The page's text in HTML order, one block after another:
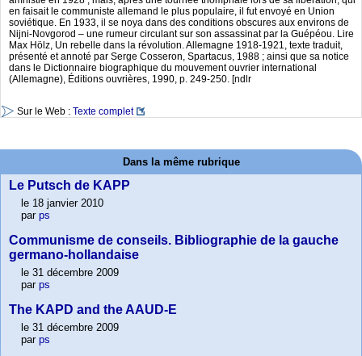
en faisait le communiste allemand le plus populaire, il fut envoyé en Union
soviétique. En 1933, il se noya dans des conditions obscures aux environs de
Nijni-Novgorod – une rumeur circulant sur son assassinat par la Guépéou. Lire
Max Hölz, Un rebelle dans la révolution. Allemagne 1918-1921, texte traduit,
présenté et annoté par Serge Cosseron, Spartacus, 1988 ; ainsi que sa notice
dans le Dictionnaire biographique du mouvement ouvrier international
(Allemagne), Éditions ouvrières, 1990, p. 249-250. [ndlr
Sur le Web : Texte complet
Dans la même rubrique
Le Putsch de KAPP
le 18 janvier 2010
par ps
Communisme de conseils. Bibliographie de la gauche
germano-hollandaise
le 31 décembre 2009
par ps
The KAPD and the AAUD-E
le 31 décembre 2009
par ps